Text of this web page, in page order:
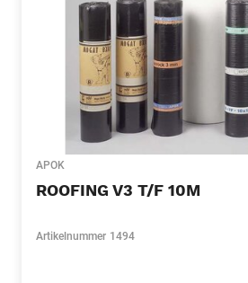
APOK
ROOFING V3 T/F 10M
Artikelnummer 1494